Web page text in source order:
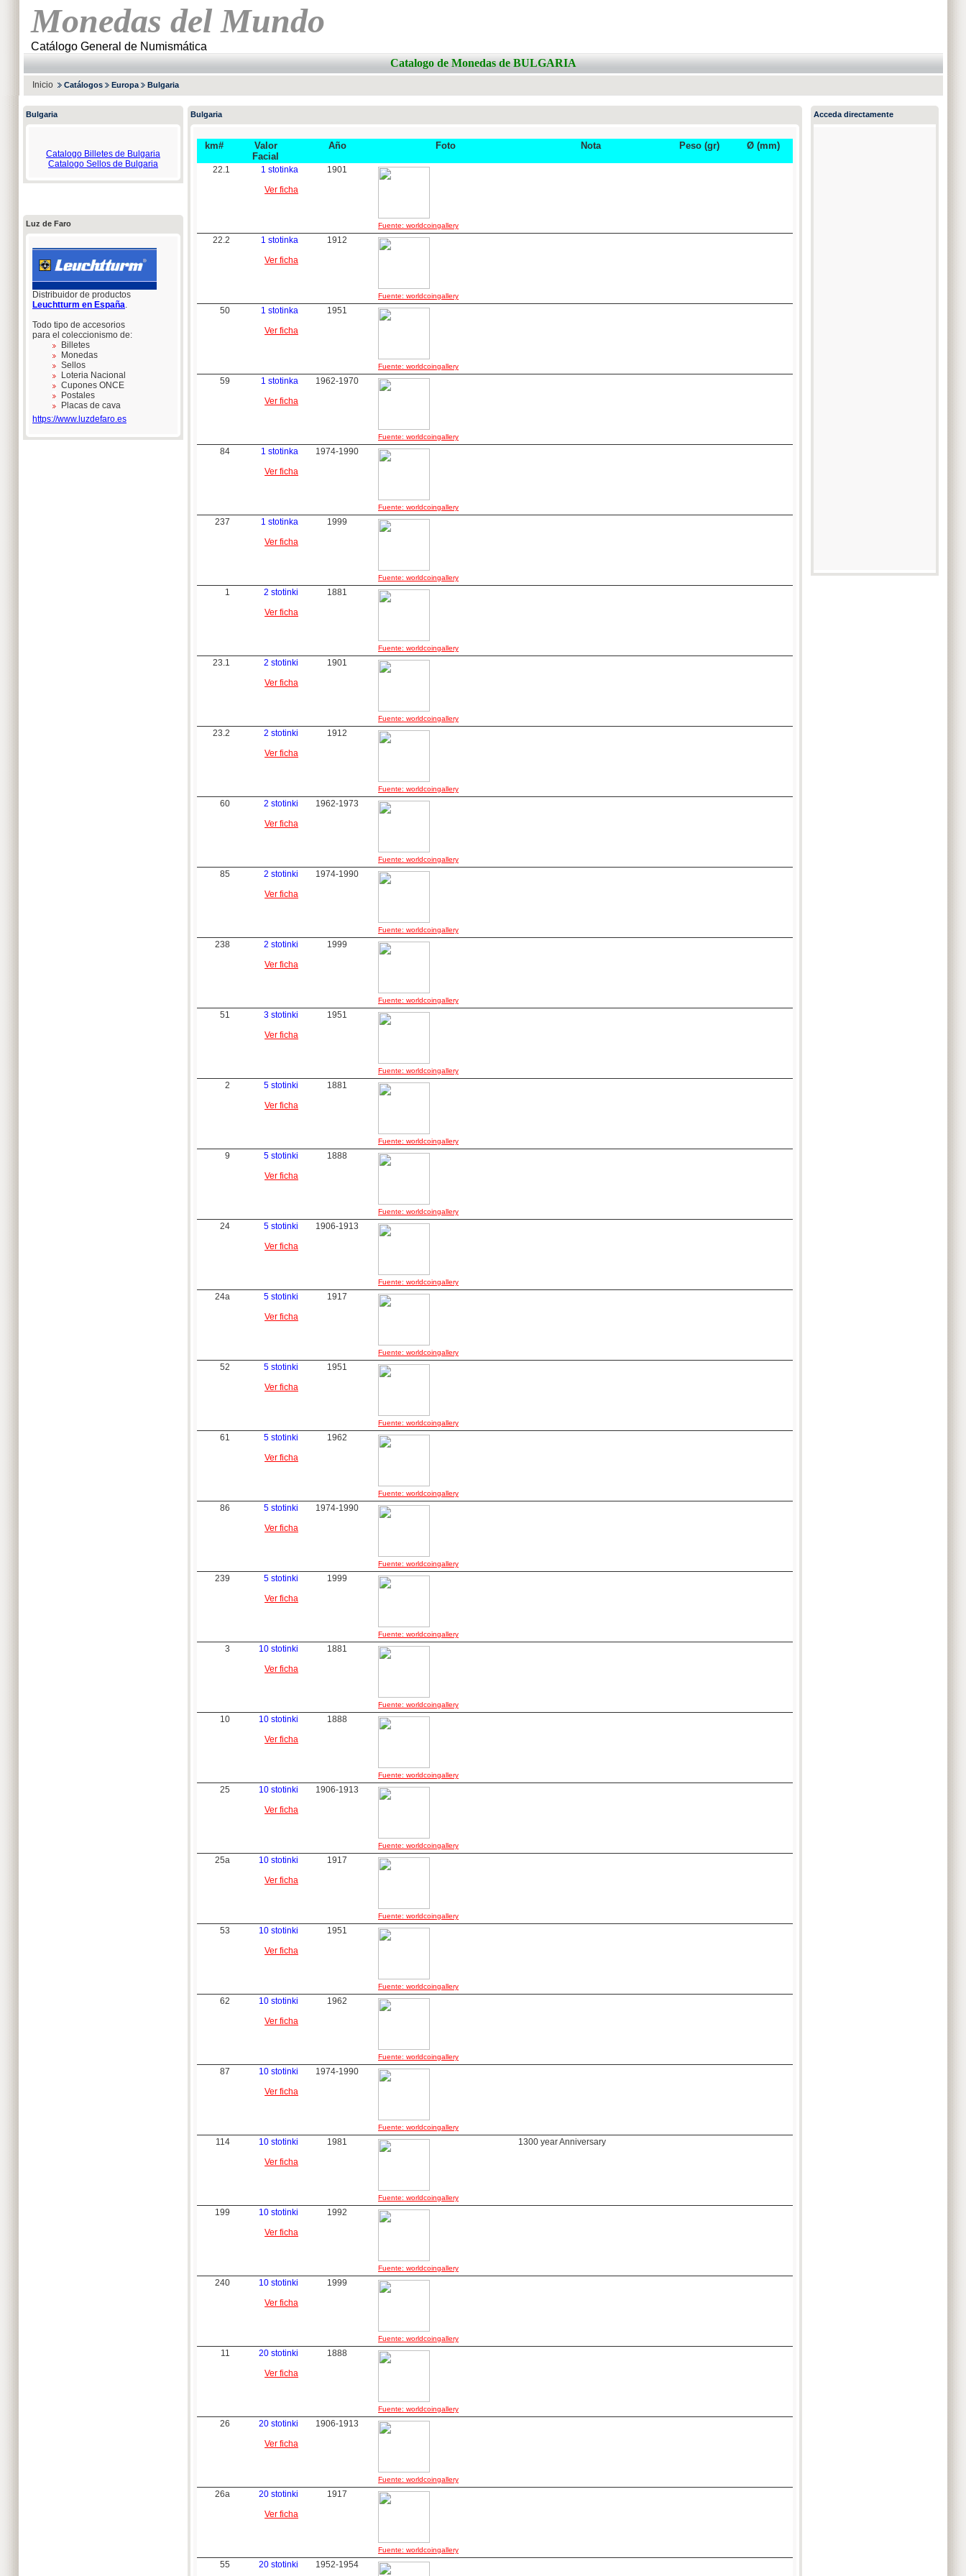
Monedas del Mundo
Catálogo General de Numismática
Catalogo de Monedas de BULGARIA
Inicio Catálogos Europa Bulgaria
Bulgaria
Catalogo Billetes de Bulgaria
Catalogo Sellos de Bulgaria
Luz de Faro
Distribuidor de productos
Leuchtturm en España.
Todo tipo de accesorios
para el coleccionismo de:
Billetes
Monedas
Sellos
Loteria Nacional
Cupones ONCE
Postales
Placas de cava
https://www.luzdefaro.es
Bulgaria
km#
Valor
Facial
Año Foto Nota Peso (gr) Ø (mm)
22.1
1 stotinka
Ver ficha
1901
Fuente: worldcoingallery
22.2
1 stotinka
Ver ficha
1912
Fuente: worldcoingallery
50
1 stotinka
Ver ficha
1951
Fuente: worldcoingallery
59
1 stotinka
Ver ficha
1962-1970
Fuente: worldcoingallery
84
1 stotinka
Ver ficha
1974-1990
Fuente: worldcoingallery
237
1 stotinka
Ver ficha
1999
Fuente: worldcoingallery
1
2 stotinki
Ver ficha
1881
Fuente: worldcoingallery
23.1
2 stotinki
Ver ficha
1901
Fuente: worldcoingallery
23.2
2 stotinki
Ver ficha
1912
Fuente: worldcoingallery
60
2 stotinki
Ver ficha
1962-1973
Fuente: worldcoingallery
85
2 stotinki
Ver ficha
1974-1990
Fuente: worldcoingallery
238
2 stotinki
Ver ficha
1999
Fuente: worldcoingallery
51
3 stotinki
Ver ficha
1951
Fuente: worldcoingallery
2
5 stotinki
Ver ficha
1881
Fuente: worldcoingallery
9
5 stotinki
Ver ficha
1888
Fuente: worldcoingallery
24
5 stotinki
Ver ficha
1906-1913
Fuente: worldcoingallery
24a
5 stotinki
Ver ficha
1917
Fuente: worldcoingallery
52
5 stotinki
Ver ficha
1951
Fuente: worldcoingallery
61
5 stotinki
Ver ficha
1962
Fuente: worldcoingallery
86
5 stotinki
Ver ficha
1974-1990
Fuente: worldcoingallery
239
5 stotinki
Ver ficha
1999
Fuente: worldcoingallery
3
10 stotinki
Ver ficha
1881
Fuente: worldcoingallery
10
10 stotinki
Ver ficha
1888
Fuente: worldcoingallery
25
10 stotinki
Ver ficha
1906-1913
Fuente: worldcoingallery
25a
10 stotinki
Ver ficha
1917
Fuente: worldcoingallery
53
10 stotinki
Ver ficha
1951
Fuente: worldcoingallery
62
10 stotinki
Ver ficha
1962
Fuente: worldcoingallery
87
10 stotinki
Ver ficha
1974-1990
Fuente: worldcoingallery
114
10 stotinki
Ver ficha
1981
Fuente: worldcoingallery
1300 year Anniversary
199
10 stotinki
Ver ficha
1992
Fuente: worldcoingallery
240
10 stotinki
Ver ficha
1999
Fuente: worldcoingallery
11
20 stotinki
Ver ficha
1888
Fuente: worldcoingallery
26
20 stotinki
Ver ficha
1906-1913
Fuente: worldcoingallery
26a
20 stotinki
Ver ficha
1917
Fuente: worldcoingallery
55 20 stotinki 1952-1954
Acceda directamente